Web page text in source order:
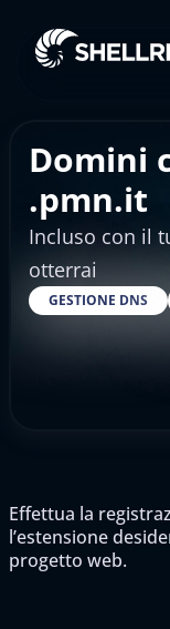
Domini
.pmn.it
Incluso con il
otterrai
GESTIONE DNS
Effettua la
l’estensione
progetto web.